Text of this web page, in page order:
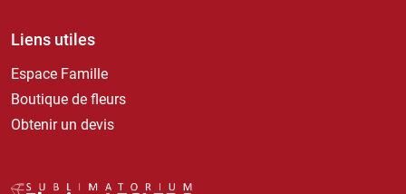
Liens utiles
Espace Famille
Boutique de fleurs
Obtenir un devis